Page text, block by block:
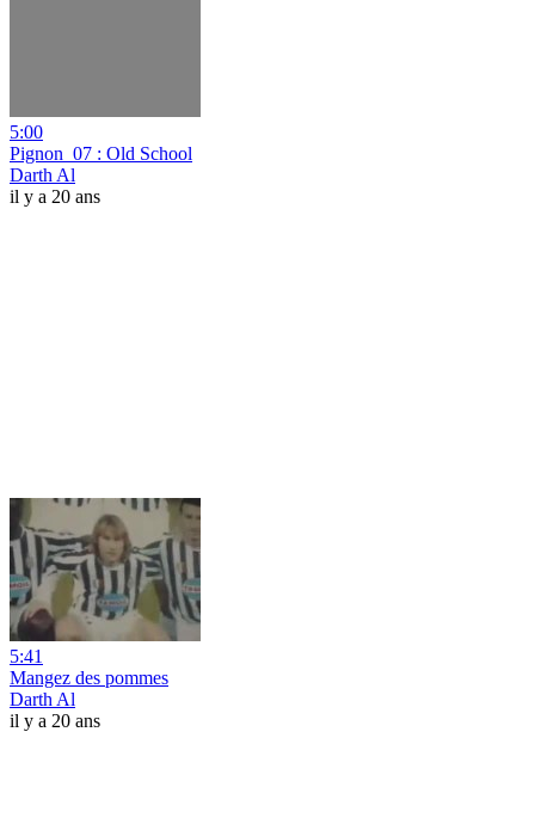
5:00
Pignon_07 : Old School
Darth Al
il y a 20 ans
5:41
Mangez des pommes
Darth Al
il y a 20 ans